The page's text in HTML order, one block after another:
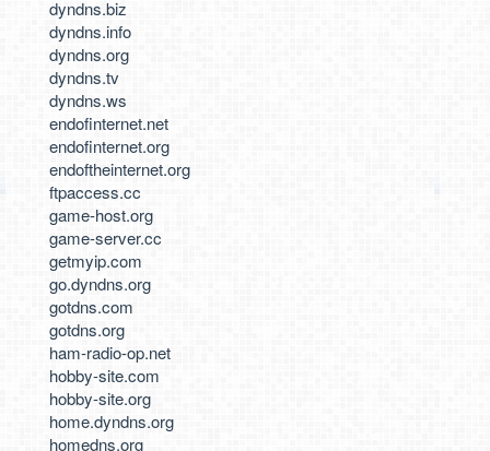
dyndns.biz
dyndns.info
dyndns.org
dyndns.tv
dyndns.ws
endofinternet.net
endofinternet.org
endoftheinternet.org
ftpaccess.cc
game-host.org
game-server.cc
getmyip.com
go.dyndns.org
gotdns.com
gotdns.org
ham-radio-op.net
hobby-site.com
hobby-site.org
home.dyndns.org
homedns.org